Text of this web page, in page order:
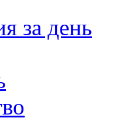
за день